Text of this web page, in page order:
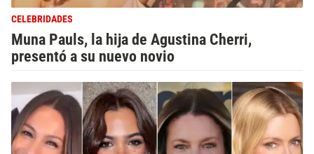
CELEBRIDADES
Muna Pauls, la hija de Agustina Cherri,
presentó a su nuevo novio